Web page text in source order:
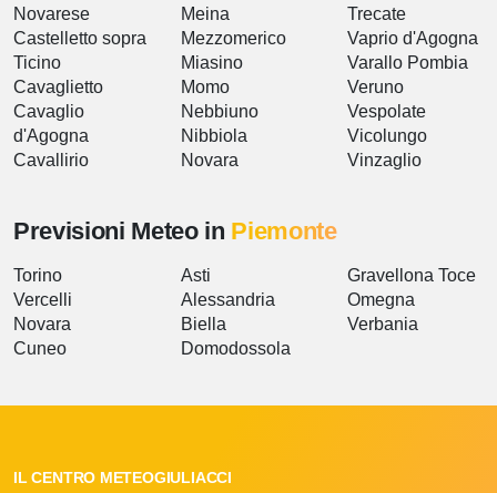
Novarese
Castelletto sopra
Ticino
Cavaglietto
Cavaglio
d'Agogna
Cavallirio
Meina
Mezzomerico
Miasino
Momo
Nebbiuno
Nibbiola
Novara
Trecate
Vaprio d'Agogna
Varallo Pombia
Veruno
Vespolate
Vicolungo
Vinzaglio
Previsioni Meteo in Piemonte
Torino
Vercelli
Novara
Cuneo
Asti
Alessandria
Biella
Domodossola
Gravellona Toce
Omegna
Verbania
IL CENTRO METEOGIULIACCI